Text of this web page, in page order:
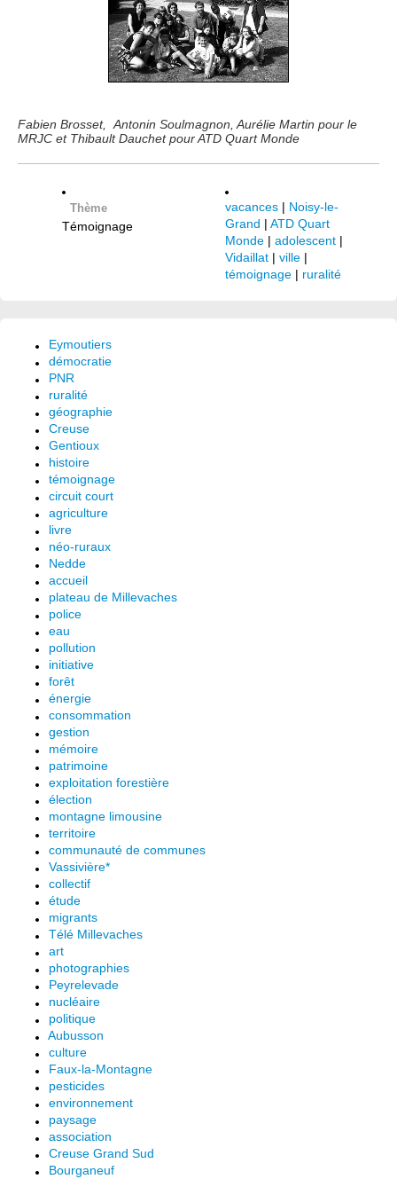
Fabien Brosset, Antonin Soulmagnon, Aurélie Martin pour le
MRJC et Thibault Dauchet pour ATD Quart Monde
Thème
Témoignage
vacances | Noisy-le-
Grand | ATD Quart
Monde | adolescent |
Vidaillat | ville |
témoignage | ruralité
Eymoutiers
démocratie
PNR
ruralité
géographie
Creuse
Gentioux
histoire
témoignage
circuit court
agriculture
livre
néo-ruraux
Nedde
accueil
plateau de Millevaches
police
eau
pollution
initiative
forêt
énergie
consommation
gestion
mémoire
patrimoine
exploitation forestière
élection
montagne limousine
territoire
communauté de communes
Vassivière*
collectif
étude
migrants
Télé Millevaches
art
photographies
Peyrelevade
nucléaire
politique
Aubusson
culture
Faux-la-Montagne
pesticides
environnement
paysage
association
Creuse Grand Sud
Bourganeuf